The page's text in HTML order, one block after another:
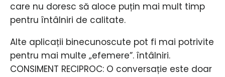
care nu doresc să aloce puțin mai mult timp
pentru întâlniri de calitate.
Alte aplicații binecunoscute pot fi mai potrivite
pentru mai multe „efemere”. întâlniri.
CONSIMENT RECIPROC: O conversație este doar